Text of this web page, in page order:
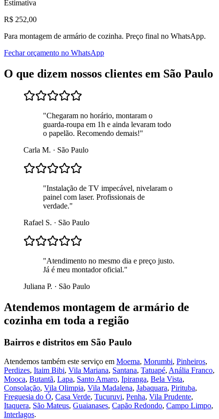
Estimativa
R$ 252,00
Para montagem de armário de cozinha. Preço final no WhatsApp.
Fechar orçamento no WhatsApp
O que dizem nossos clientes em São Paulo
"Chegaram no horário, montaram o
guarda-roupa em 1h e ainda levaram todo
o papelão. Recomendo demais!"
Carla M. · São Paulo
"Instalação de TV impecável, nivelaram o
painel com laser. Profissionais de
verdade."
Rafael S. · São Paulo
"Atendimento no mesmo dia e preço justo.
Já é meu montador oficial."
Juliana P. · São Paulo
Atendemos montagem de armário de
cozinha em toda a região
Bairros e distritos em São Paulo
Atendemos também este serviço em Moema, Morumbi, Pinheiros,
Perdizes, Itaim Bibi, Vila Mariana, Santana, Tatuapé, Anália Franco,
Mooca, Butantã, Lapa, Santo Amaro, Ipiranga, Bela Vista,
Consolação, Vila Olimpia, Vila Madalena, Jabaquara, Pirituba,
Freguesia do Ó, Casa Verde, Tucuruvi, Penha, Vila Prudente,
Itaquera, São Mateus, Guaianases, Capão Redondo, Campo Limpo,
Interlagos.